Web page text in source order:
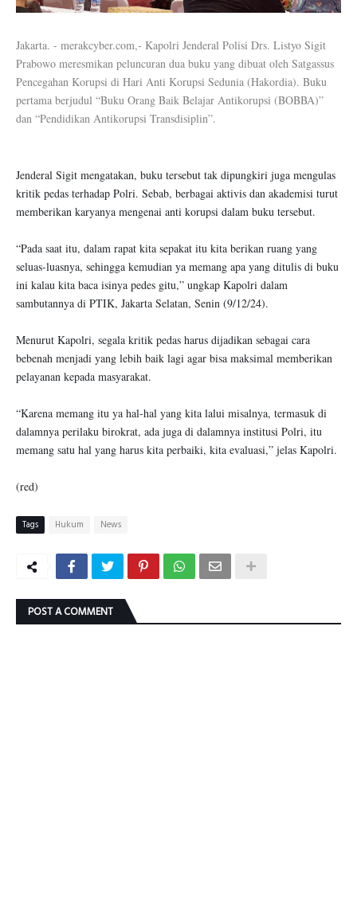
Jakarta. - merakcyber.com,- Kapolri Jenderal Polisi Drs. Listyo Sigit
Prabowo meresmikan peluncuran dua buku yang dibuat oleh Satgassus
Pencegahan Korupsi di Hari Anti Korupsi Sedunia (Hakordia). Buku
pertama berjudul “Buku Orang Baik Belajar Antikorupsi (BOBBA)”
dan “Pendidikan Antikorupsi Transdisiplin”.
Jenderal Sigit mengatakan, buku tersebut tak dipungkiri juga mengulas
kritik pedas terhadap Polri. Sebab, berbagai aktivis dan akademisi turut
memberikan karyanya mengenai anti korupsi dalam buku tersebut.
“Pada saat itu, dalam rapat kita sepakat itu kita berikan ruang yang
seluas-luasnya, sehingga kemudian ya memang apa yang ditulis di buku
ini kalau kita baca isinya pedes gitu,” ungkap Kapolri dalam
sambutannya di PTIK, Jakarta Selatan, Senin (9/12/24).
Menurut Kapolri, segala kritik pedas harus dijadikan sebagai cara
bebenah menjadi yang lebih baik lagi agar bisa maksimal memberikan
pelayanan kepada masyarakat.
“Karena memang itu ya hal-hal yang kita lalui misalnya, termasuk di
dalamnya perilaku birokrat, ada juga di dalamnya institusi Polri, itu
memang satu hal yang harus kita perbaiki, kita evaluasi,” jelas Kapolri.
(red)
Tags Hukum News
POST A COMMENT